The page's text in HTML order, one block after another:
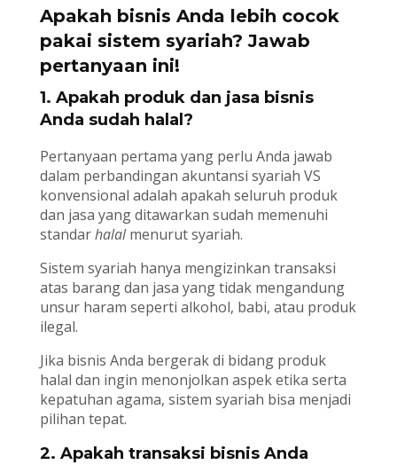
Apakah bisnis Anda lebih cocok
pakai sistem syariah? Jawab
pertanyaan ini!
1. Apakah produk dan jasa bisnis
Anda sudah halal?
Pertanyaan pertama yang perlu Anda jawab
dalam perbandingan akuntansi syariah VS
konvensional adalah apakah seluruh produk
dan jasa yang ditawarkan sudah memenuhi
standarhalalmenurut syariah.
Sistem syariah hanya mengizinkan transaksi
atas barang dan jasa yang tidak mengandung
unsur haram seperti alkohol, babi, atau produk
ilegal.
Jika bisnis Anda bergerak di bidang produk
halal dan ingin menonjolkan aspek etika serta
kepatuhan agama, sistem syariah bisa menjadi
pilihan tepat.
2. Apakah transaksi bisnis Anda